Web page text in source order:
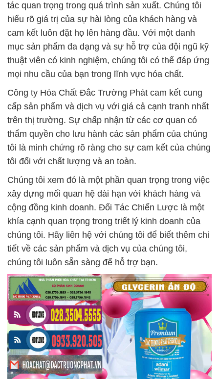
tác quan trọng trong quá trình sản xuất. Chúng tôi
hiểu rõ giá trị của sự hài lòng của khách hàng và
cam kết luôn đặt họ lên hàng đầu. Với một danh
mục sản phẩm đa dạng và sự hỗ trợ của đội ngũ kỹ
thuật viên có kinh nghiệm, chúng tôi có thể đáp ứng
mọi nhu cầu của bạn trong lĩnh vực hóa chất.
Công ty Hóa Chất Đắc Trường Phát cam kết cung
cấp sản phẩm và dịch vụ với giá cả cạnh tranh nhất
trên thị trường. Sự chấp nhận từ các cơ quan có
thẩm quyền cho lưu hành các sản phẩm của chúng
tôi là minh chứng rõ ràng cho sự cam kết của chúng
tôi đối với chất lượng và an toàn.
Chúng tôi xem đó là một phần quan trọng trong việc
xây dựng mối quan hệ dài hạn với khách hàng và
cộng đồng kinh doanh. Đối Tác Chiến Lược là một
khía cạnh quan trọng trong triết lý kinh doanh của
chúng tôi. Hãy liên hệ với chúng tôi để biết thêm chi
tiết về các sản phẩm và dịch vụ của chúng tôi,
chúng tôi luôn sẵn sàng để hỗ trợ bạn.